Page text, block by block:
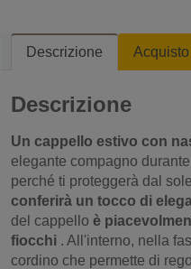
Descrizione
Descrizione
Un cappello estivo con
elegante compagno
perché ti proteggerà dal
conferirà un tocco di
del cappello è
fiocchi . All'interno, nella
cordino che permette di